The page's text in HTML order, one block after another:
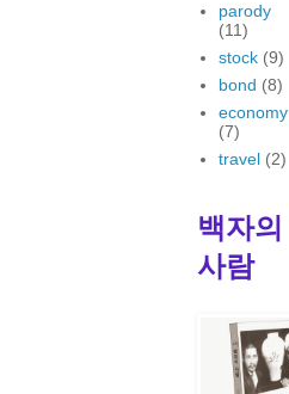
parody
(11)
stock (9)
bond (8)
economy
(7)
travel (2)
백자의
사람